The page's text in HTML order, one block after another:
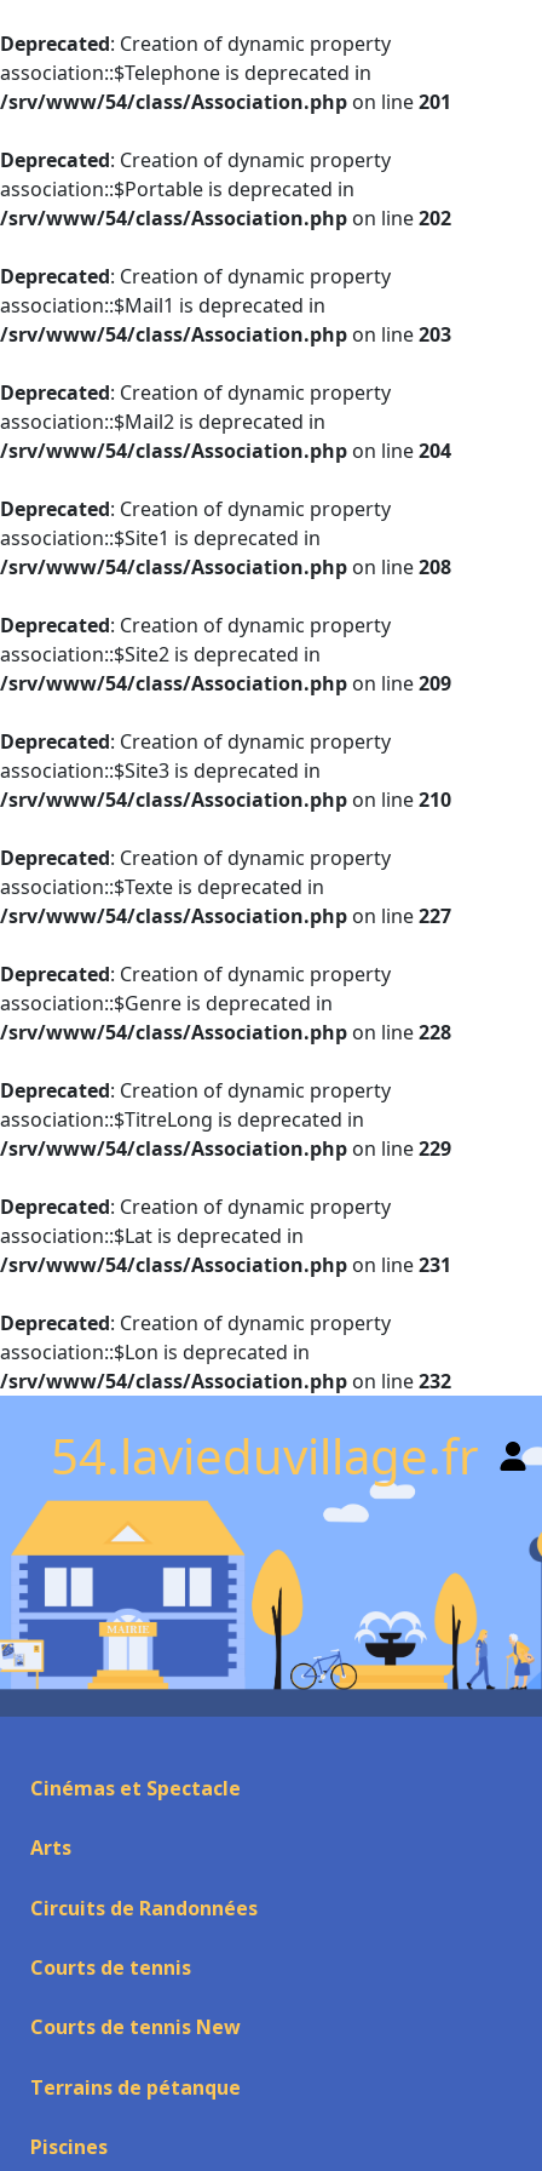
Deprecated: Creation of dynamic property
association::$Telephone is deprecated in
/srv/www/54/class/Association.php on line201
Deprecated: Creation of dynamic property
association::$Portable is deprecated in
/srv/www/54/class/Association.php on line202
Deprecated: Creation of dynamic property
association::$Mail1 is deprecated in
/srv/www/54/class/Association.php on line203
Deprecated: Creation of dynamic property
association::$Mail2 is deprecated in
/srv/www/54/class/Association.php on line204
Deprecated: Creation of dynamic property
association::$Site1 is deprecated in
/srv/www/54/class/Association.php on line208
Deprecated: Creation of dynamic property
association::$Site2 is deprecated in
/srv/www/54/class/Association.php on line209
Deprecated: Creation of dynamic property
association::$Site3 is deprecated in
/srv/www/54/class/Association.php on line210
Deprecated: Creation of dynamic property
association::$Texte is deprecated in
/srv/www/54/class/Association.php on line227
Deprecated: Creation of dynamic property
association::$Genre is deprecated in
/srv/www/54/class/Association.php on line228
Deprecated: Creation of dynamic property
association::$TitreLong is deprecated in
/srv/www/54/class/Association.php on line229
Deprecated: Creation of dynamic property
association::$Lat is deprecated in
/srv/www/54/class/Association.php on line231
Deprecated: Creation of dynamic property
association::$Lon is deprecated in
/srv/www/54/class/Association.php on line232
54.lavieduvillage.fr
Cinémas et Spectacle
Arts
Circuits de Randonnées
Courts de tennis
Courts de tennis New
Terrains de pétanque
Piscines